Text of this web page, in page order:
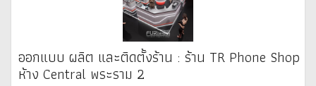
ออกแบบ ผลิต และติดตั้งร้าน : ร้าน TR Phone Shop
ห้าง Central พระราม 2